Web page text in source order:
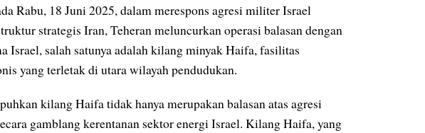
Rabu, 18 Juni 2025, dalam merespons agresi militer Israel
strategis Iran, Teheran meluncurkan operasi balasan dengan
Israel, salah satunya adalah kilang minyak Haifa, fasilitas
yang terletak di utara wilayah pendudukan.
kilang Haifa tidak hanya merupakan balasan atas agresi
gamblang kerentanan sektor energi Israel. Kilang Haifa, yang